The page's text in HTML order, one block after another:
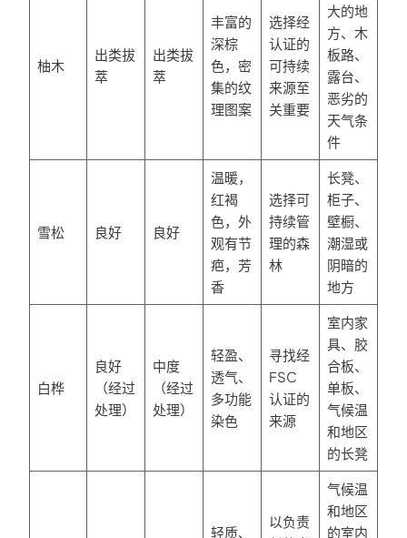
柚木
出类拔
萃
出类拔
萃
丰富的
深棕
色，密
集的纹
理图案
选择经
认证的
可持续
来源至
关重要
大的地
方、木
板路、
露台、
恶劣的
天气条
件
雪松 良好 良好
温暖，
红褐
色，外
观有节
疤，芳
香
选择可
持续管
理的森
林
长凳、
柜子、
壁橱、
潮湿或
阴暗的
地方
白桦
良好
（经过
处理）
中度
（经过
处理）
轻盈、
透气、
多功能
染色
寻找经
FSC
认证的
来源
室内家
具、胶
合板、
单板、
气候温
和地区
的长凳
轻质、
以负责
气候温
和地区
的室内